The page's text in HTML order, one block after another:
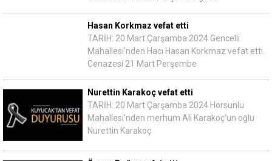
Hasan Korkmaz vefat etti
TARİH: 20 Mart Çarşamba 2024 Gencelli
Mahallesi'nden Hacı Hasan Korkmaz vefat etti.
Cenazesi 21 Mart Perşembe
Nurettin Karakoç vefat etti
TARİH: 20 Mart Çarşamba 2024 Horsunlu
Mahallesi'nden merhum Ali Karakoç'un oğlu
Nurettin Karakoç